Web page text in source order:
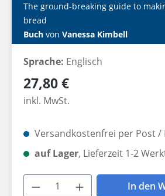
The ground-breaking guide to
bread
Buch von Vanessa Kimbell
Sprache: Englisch
Regulärer Preis:
27,80 €
inkl. MwSt.
Versandkostenfrei per Post /
auf Lager, Lieferzeit 1-2
Produkt Anzahl: Gib
In den